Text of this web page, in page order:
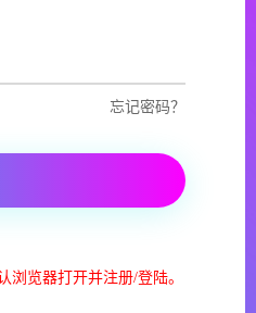
忘记密码？
浏览器打开并注册/登陆。